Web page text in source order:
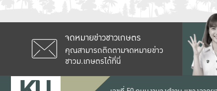
จดหมายข่าวชาวเกษตร
คุณสามารถติดตามจดหมายข่าว
ชาวม.เกษตรได้ที่นี่